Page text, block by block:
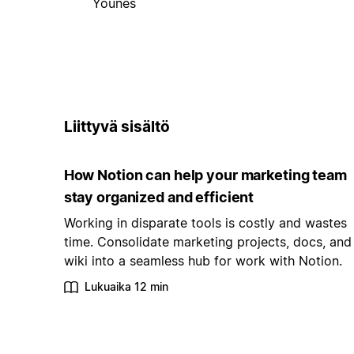
Liittyvä sisältö
How Notion can help your marketing team
stay organized and efficient
Working in disparate tools is costly and wastes
time. Consolidate marketing projects, docs, and
wiki into a seamless hub for work with Notion.
Lukuaika 12 min